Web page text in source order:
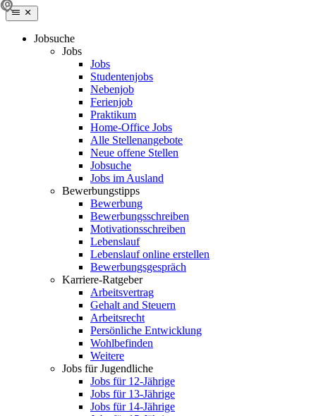
Jobsuche
Jobs
Jobs
Studentenjobs
Nebenjob
Ferienjob
Praktikum
Home-Office Jobs
Alle Stellenangebote
Neue offene Stellen
Jobsuche
Jobs im Ausland
Bewerbungstipps
Bewerbung
Bewerbungsschreiben
Motivationsschreiben
Lebenslauf
Lebenslauf online erstellen
Bewerbungsgespräch
Karriere-Ratgeber
Arbeitsvertrag
Gehalt and Steuern
Arbeitsrecht
Persönliche Entwicklung
Wohlbefinden
Weitere
Jobs für Jugendliche
Jobs für 12-Jährige
Jobs für 13-Jährige
Jobs für 14-Jährige